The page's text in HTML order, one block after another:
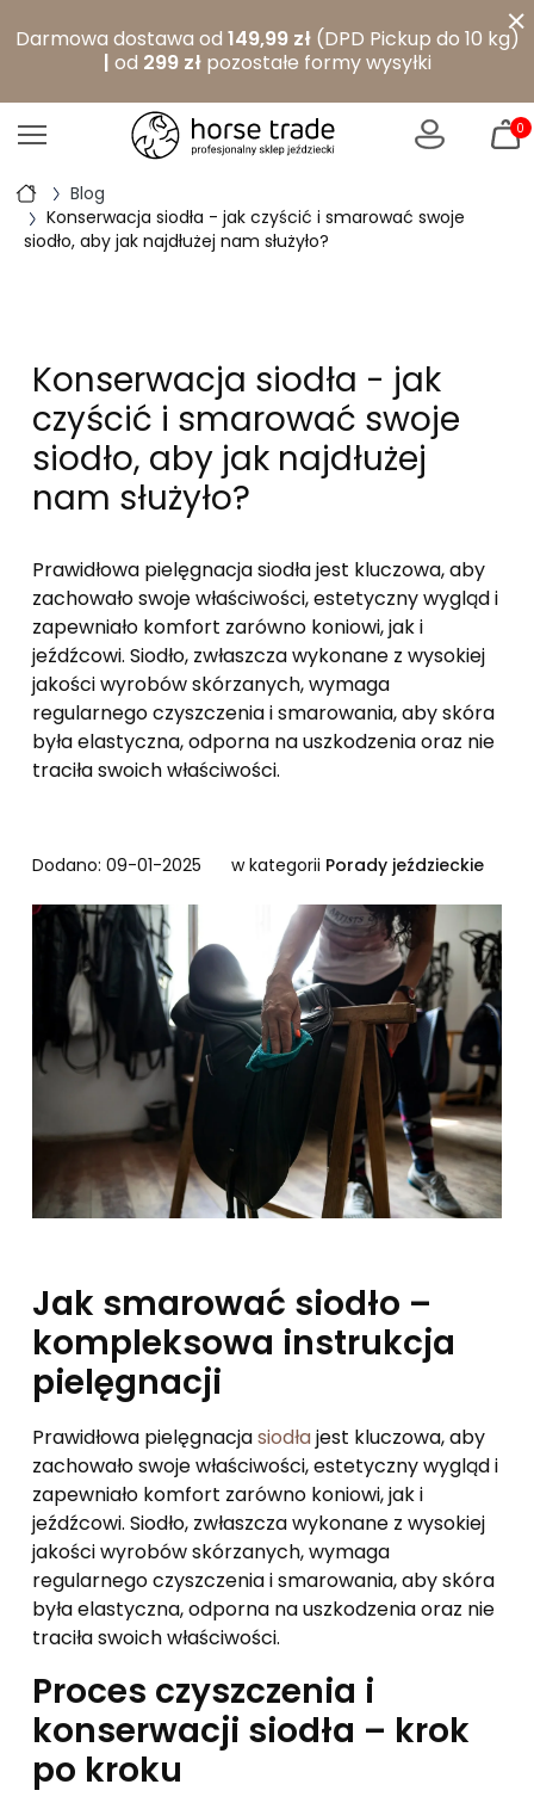
Darmowa dostawa od 149,99 zł(DPD Pickup do 10 kg)
| od 299 złpozostałe formy wysyłki
×
0
Blog
Konserwacja siodła - jak czyścić i smarować swoje
siodło, aby jak najdłużej nam służyło?
Konserwacja siodła - jak
czyścić i smarować swoje
siodło, aby jak najdłużej
nam służyło?
Prawidłowa pielęgnacja siodła jest kluczowa, aby
zachowało swoje właściwości, estetyczny wygląd i
zapewniało komfort zarówno koniowi, jak i
jeźdźcowi. Siodło, zwłaszcza wykonane z wysokiej
jakości wyrobów skórzanych, wymaga
regularnego czyszczenia i smarowania, aby skóra
była elastyczna, odporna na uszkodzenia oraz nie
traciła swoich właściwości.
Dodano: 09-01-2025 w kategorii Porady jeździeckie
Jak smarować siodło –
kompleksowa instrukcja
pielęgnacji
Prawidłowa pielęgnacjasiodłajest kluczowa, aby
zachowało swoje właściwości, estetyczny wygląd i
zapewniało komfort zarówno koniowi, jak i
jeźdźcowi. Siodło, zwłaszcza wykonane z wysokiej
jakości wyrobów skórzanych, wymaga
regularnego czyszczenia i smarowania, aby skóra
była elastyczna, odporna na uszkodzenia oraz nie
traciła swoich właściwości.
Proces czyszczenia i
konserwacji siodła – krok
po kroku